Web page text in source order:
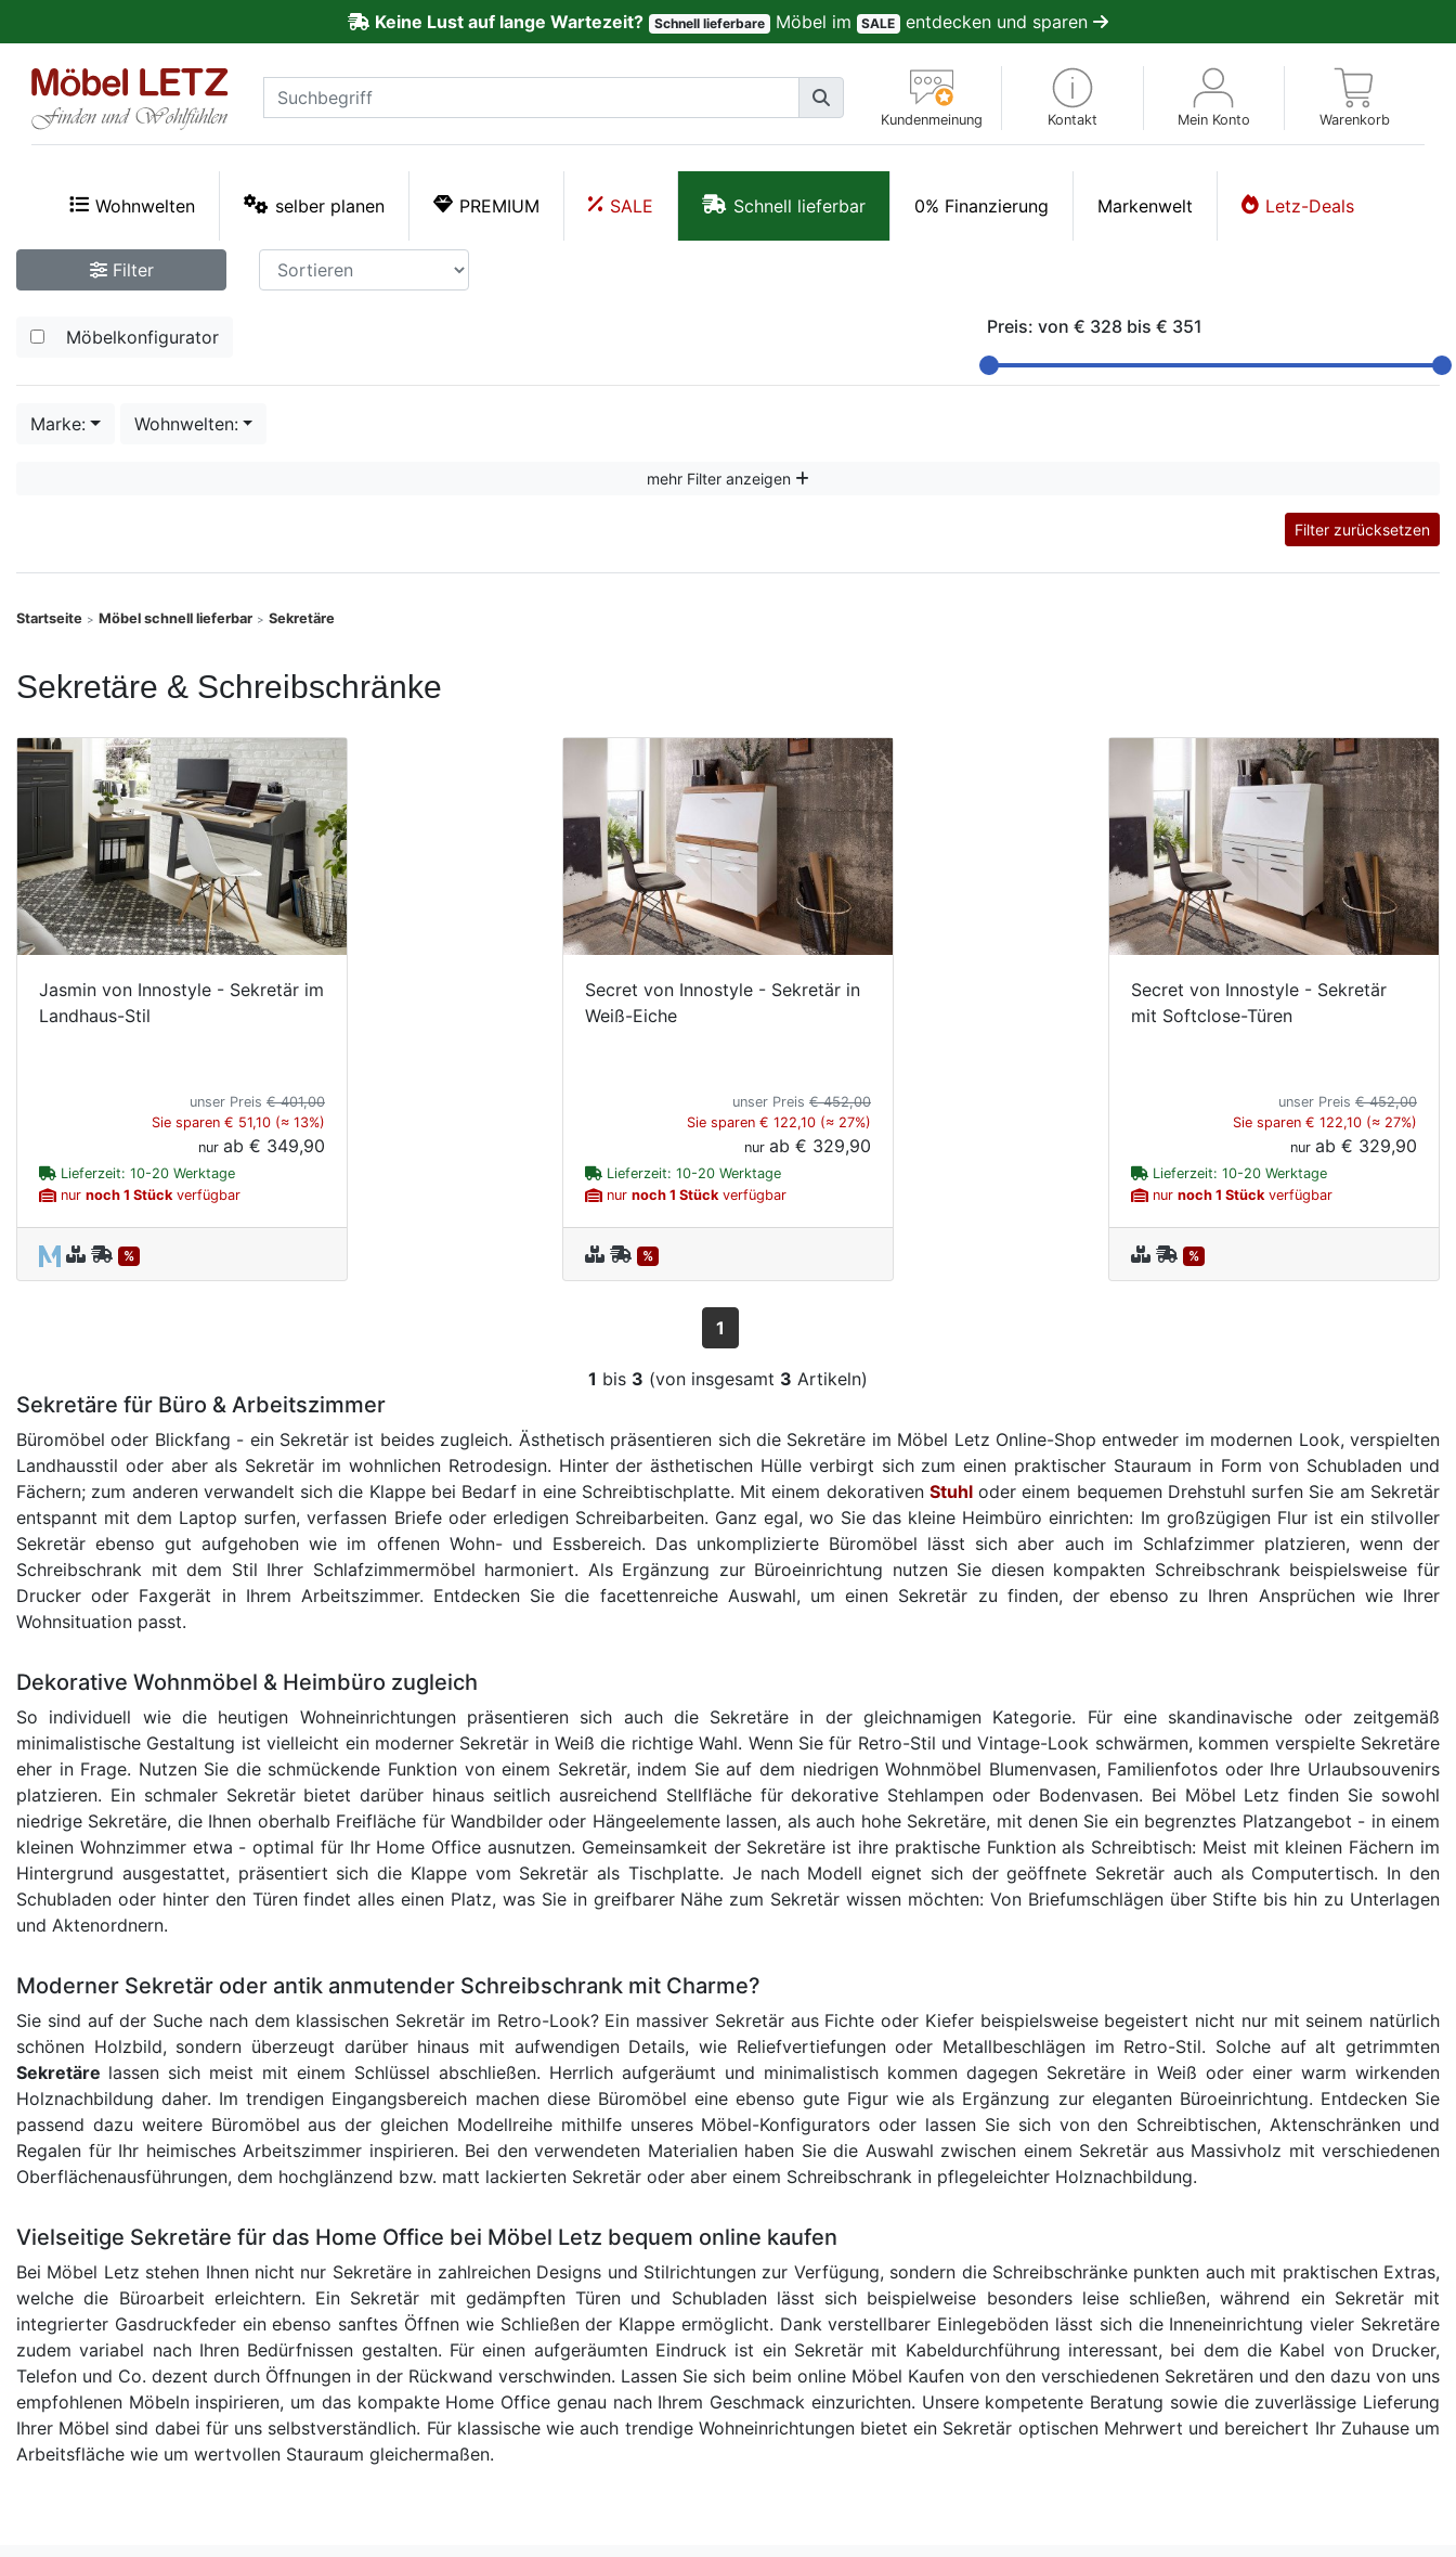
Keine Lust auf lange Wartezeit? Schnell lieferbare Möbel im SALE entdecken und sparen
Kundenmeinung Kontakt Mein Konto Warenkorb
Wohnwelten selber planen PREMIUM SALE Schnell lieferbar 0% Finanzierung Markenwelt Letz-Deals
Filter
Möbelkonfigurator Preis: von € 328 bis € 351
Marke: Wohnwelten:
mehr Filter anzeigen
Filter zurücksetzen
Startseite > Möbel schnell lieferbar > Sekretäre
Sekretäre & Schreibschränke
Jasmin von Innostyle - Sekretär im
Landhaus-Stil
unser Preis € 401,00
Sie sparen € 51,10 (≈ 13%)
nur ab € 349,90
Lieferzeit: 10-20 Werktage
nur noch 1 Stück verfügbar
%
Secret von Innostyle - Sekretär in
Weiß-Eiche
unser Preis € 452,00
Sie sparen € 122,10 (≈ 27%)
nur ab € 329,90
Lieferzeit: 10-20 Werktage
nur noch 1 Stück verfügbar
%
Secret von Innostyle - Sekretär
mit Softclose-Türen
unser Preis € 452,00
Sie sparen € 122,10 (≈ 27%)
nur ab € 329,90
Lieferzeit: 10-20 Werktage
nur noch 1 Stück verfügbar
%
1
1 bis 3 (von insgesamt 3 Artikeln)
Sekretäre für Büro & Arbeitszimmer
Büromöbel oder Blickfang - ein Sekretär ist beides zugleich. Ästhetisch präsentieren sich die Sekretäre im Möbel Letz Online-Shop entweder im modernen Look, verspielten
Landhausstil oder aber als Sekretär im wohnlichen Retrodesign. Hinter der ästhetischen Hülle verbirgt sich zum einen praktischer Stauraum in Form von Schubladen und
Fächern; zum anderen verwandelt sich die Klappe bei Bedarf in eine Schreibtischplatte. Mit einem dekorativen Stuhloder einem bequemen Drehstuhl surfen Sie am Sekretär
entspannt mit dem Laptop surfen, verfassen Briefe oder erledigen Schreibarbeiten. Ganz egal, wo Sie das kleine Heimbüro einrichten: Im großzügigen Flur ist ein stilvoller
Sekretär ebenso gut aufgehoben wie im offenen Wohn- und Essbereich. Das unkomplizierte Büromöbel lässt sich aber auch im Schlafzimmer platzieren, wenn der
Schreibschrank mit dem Stil Ihrer Schlafzimmermöbel harmoniert. Als Ergänzung zur Büroeinrichtung nutzen Sie diesen kompakten Schreibschrank beispielsweise für
Drucker oder Faxgerät in Ihrem Arbeitszimmer. Entdecken Sie die facettenreiche Auswahl, um einen Sekretär zu finden, der ebenso zu Ihren Ansprüchen wie Ihrer
Wohnsituation passt.
Dekorative Wohnmöbel & Heimbüro zugleich
So individuell wie die heutigen Wohneinrichtungen präsentieren sich auch die Sekretäre in der gleichnamigen Kategorie. Für eine skandinavische oder zeitgemäß
minimalistische Gestaltung ist vielleicht ein moderner Sekretär in Weiß die richtige Wahl. Wenn Sie für Retro-Stil und Vintage-Look schwärmen, kommen verspielte Sekretäre
eher in Frage. Nutzen Sie die schmückende Funktion von einem Sekretär, indem Sie auf dem niedrigen Wohnmöbel Blumenvasen, Familienfotos oder Ihre Urlaubsouvenirs
platzieren. Ein schmaler Sekretär bietet darüber hinaus seitlich ausreichend Stellfläche für dekorative Stehlampen oder Bodenvasen. Bei Möbel Letz finden Sie sowohl
niedrige Sekretäre, die Ihnen oberhalb Freifläche für Wandbilder oder Hängeelemente lassen, als auch hohe Sekretäre, mit denen Sie ein begrenztes Platzangebot - in einem
kleinen Wohnzimmer etwa - optimal für Ihr Home Office ausnutzen. Gemeinsamkeit der Sekretäre ist ihre praktische Funktion als Schreibtisch: Meist mit kleinen Fächern im
Hintergrund ausgestattet, präsentiert sich die Klappe vom Sekretär als Tischplatte. Je nach Modell eignet sich der geöffnete Sekretär auch als Computertisch. In den
Schubladen oder hinter den Türen findet alles einen Platz, was Sie in greifbarer Nähe zum Sekretär wissen möchten: Von Briefumschlägen über Stifte bis hin zu Unterlagen
und Aktenordnern.
Moderner Sekretär oder antik anmutender Schreibschrank mit Charme?
Sie sind auf der Suche nach dem klassischen Sekretär im Retro-Look? Ein massiver Sekretär aus Fichte oder Kiefer beispielsweise begeistert nicht nur mit seinem natürlich
schönen Holzbild, sondern überzeugt darüber hinaus mit aufwendigen Details, wie Reliefvertiefungen oder Metallbeschlägen im Retro-Stil. Solche auf alt getrimmten
Sekretäre lassen sich meist mit einem Schlüssel abschließen. Herrlich aufgeräumt und minimalistisch kommen dagegen Sekretäre in Weiß oder einer warm wirkenden
Holznachbildung daher. Im trendigen Eingangsbereich machen diese Büromöbel eine ebenso gute Figur wie als Ergänzung zur eleganten Büroeinrichtung. Entdecken Sie
passend dazu weitere Büromöbel aus der gleichen Modellreihe mithilfe unseres Möbel-Konfigurators oder lassen Sie sich von den Schreibtischen, Aktenschränken und
Regalen für Ihr heimisches Arbeitszimmer inspirieren. Bei den verwendeten Materialien haben Sie die Auswahl zwischen einem Sekretär aus Massivholz mit verschiedenen
Oberflächenausführungen, dem hochglänzend bzw. matt lackierten Sekretär oder aber einem Schreibschrank in pflegeleichter Holznachbildung.
Vielseitige Sekretäre für das Home Office bei Möbel Letz bequem online kaufen
Bei Möbel Letz stehen Ihnen nicht nur Sekretäre in zahlreichen Designs und Stilrichtungen zur Verfügung, sondern die Schreibschränke punkten auch mit praktischen Extras,
welche die Büroarbeit erleichtern. Ein Sekretär mit gedämpften Türen und Schubladen lässt sich beispielweise besonders leise schließen, während ein Sekretär mit
integrierter Gasdruckfeder ein ebenso sanftes Öffnen wie Schließen der Klappe ermöglicht. Dank verstellbarer Einlegeböden lässt sich die Inneneinrichtung vieler Sekretäre
zudem variabel nach Ihren Bedürfnissen gestalten. Für einen aufgeräumten Eindruck ist ein Sekretär mit Kabeldurchführung interessant, bei dem die Kabel von Drucker,
Telefon und Co. dezent durch Öffnungen in der Rückwand verschwinden. Lassen Sie sich beim online Möbel Kaufen von den verschiedenen Sekretären und den dazu von uns
empfohlenen Möbeln inspirieren, um das kompakte Home Office genau nach Ihrem Geschmack einzurichten. Unsere kompetente Beratung sowie die zuverlässige Lieferung
Ihrer Möbel sind dabei für uns selbstverständlich. Für klassische wie auch trendige Wohneinrichtungen bietet ein Sekretär optischen Mehrwert und bereichert Ihr Zuhause um
Arbeitsfläche wie um wertvollen Stauraum gleichermaßen.
Kundenmeinungen
PREMIUM
Schnell
lieferbar
SALE
Finanzierung
Letz-